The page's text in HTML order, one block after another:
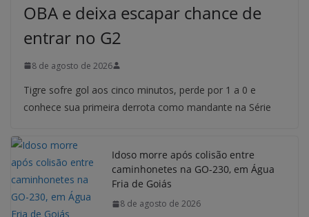
OBA e deixa escapar chance de
entrar no G2
8 de agosto de 2026
Tigre sofre gol aos cinco minutos, perde por 1 a 0 e
conhece sua primeira derrota como mandante na Série
Idoso morre após colisão entre
caminhonetes na GO-230, em Água
Fria de Goiás
8 de agosto de 2026